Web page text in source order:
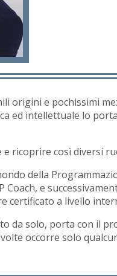
origini e pochissimi
ed intellettuale lo
ricoprire così diversi
della
Coach, e
certificato a livello
da solo, porta con il
occorre solo